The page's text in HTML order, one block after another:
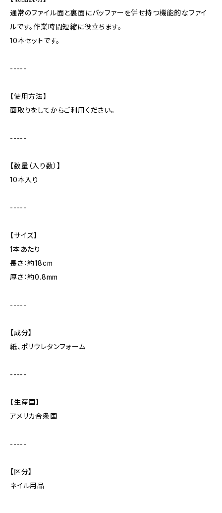
通常のファイル面と裏面にバッファーを併せ持つ機能的なファイ
ルです。作業時間短縮に役立ちます。
10本セットです。
-----
【使用方法】
面取りをしてからご利用ください。
-----
【数量（入り数）】
10本入り
-----
【サイズ】
1本あたり
長さ：約18cm
厚さ：約0.8mm
-----
【成分】
紙、ポリウレタンフォーム
-----
【生産国】
アメリカ合衆国
-----
【区分】
ネイル用品